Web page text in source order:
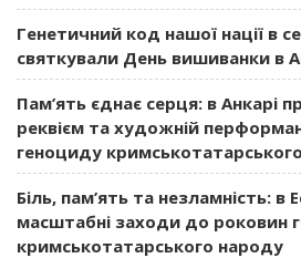
Генетичний код нашої нації в
святкували День вишиванки в
Пам’ять єднає серця: в Анкарі
реквієм та художній
геноциду
Біль, пам’ять та незламність: в
масштабні заходи до роковин
кримськотатарського народу